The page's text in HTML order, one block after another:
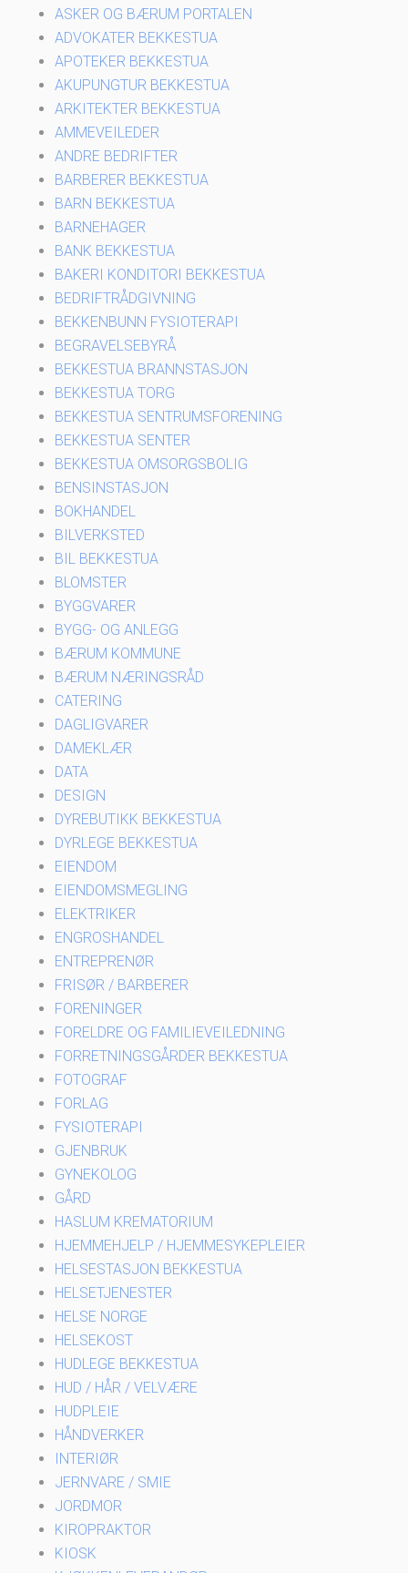
ASKER OG BÆRUM PORTALEN
ADVOKATER BEKKESTUA
APOTEKER BEKKESTUA
AKUPUNGTUR BEKKESTUA
ARKITEKTER BEKKESTUA
AMMEVEILEDER
ANDRE BEDRIFTER
BARBERER BEKKESTUA
BARN BEKKESTUA
BARNEHAGER
BANK BEKKESTUA
BAKERI KONDITORI BEKKESTUA
BEDRIFTRÅDGIVNING
BEKKENBUNN FYSIOTERAPI
BEGRAVELSEBYRÅ
BEKKESTUA BRANNSTASJON
BEKKESTUA TORG
BEKKESTUA SENTRUMSFORENING
BEKKESTUA SENTER
BEKKESTUA OMSORGSBOLIG
BENSINSTASJON
BOKHANDEL
BILVERKSTED
BIL BEKKESTUA
BLOMSTER
BYGGVARER
BYGG- OG ANLEGG
BÆRUM KOMMUNE
BÆRUM NÆRINGSRÅD
CATERING
DAGLIGVARER
DAMEKLÆR
DATA
DESIGN
DYREBUTIKK BEKKESTUA
DYRLEGE BEKKESTUA
EIENDOM
EIENDOMSMEGLING
ELEKTRIKER
ENGROSHANDEL
ENTREPRENØR
FRISØR / BARBERER
FORENINGER
FORELDRE OG FAMILIEVEILEDNING
FORRETNINGSGÅRDER BEKKESTUA
FOTOGRAF
FORLAG
FYSIOTERAPI
GJENBRUK
GYNEKOLOG
GÅRD
HASLUM KREMATORIUM
HJEMMEHJELP / HJEMMESYKEPLEIER
HELSESTASJON BEKKESTUA
HELSETJENESTER
HELSE NORGE
HELSEKOST
HUDLEGE BEKKESTUA
HUD / HÅR / VELVÆRE
HUDPLEIE
HÅNDVERKER
INTERIØR
JERNVARE / SMIE
JORDMOR
KIROPRAKTOR
KIOSK